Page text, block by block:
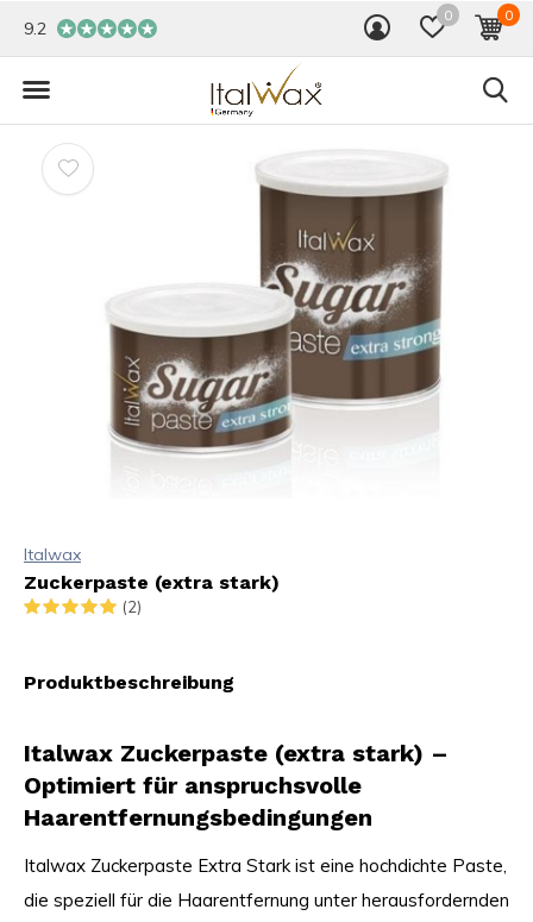
0 0
9.2
Italwax
Zuckerpaste (extra stark)
(2)
Produktbeschreibung
Italwax Zuckerpaste (extra stark) –
Optimiert für anspruchsvolle
Haarentfernungsbedingungen
Italwax Zuckerpaste Extra Stark ist eine hochdichte Paste,
die speziell für die Haarentfernung unter herausfordernden